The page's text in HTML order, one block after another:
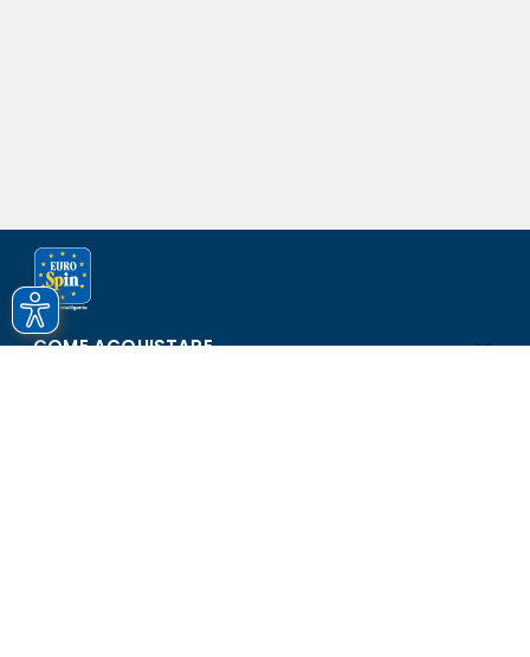
COME ACQUISTARE